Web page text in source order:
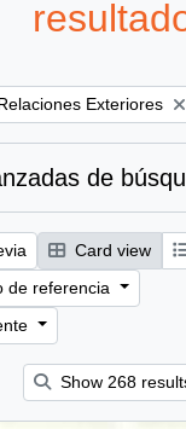
Exteriores
de
Card view
de referencia
Show 268